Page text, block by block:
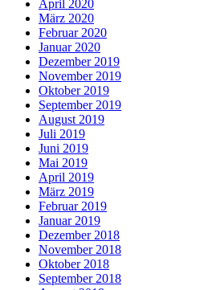
April 2020
März 2020
Februar 2020
Januar 2020
Dezember 2019
November 2019
Oktober 2019
September 2019
August 2019
Juli 2019
Juni 2019
Mai 2019
April 2019
März 2019
Februar 2019
Januar 2019
Dezember 2018
November 2018
Oktober 2018
September 2018